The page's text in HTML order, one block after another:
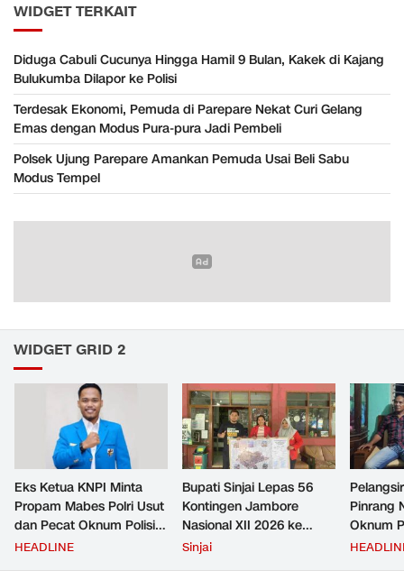
WIDGET TERKAIT
Diduga Cabuli Cucunya Hingga Hamil 9 Bulan, Kakek di Kajang
Bulukumba Dilapor ke Polisi
Terdesak Ekonomi, Pemuda di Parepare Nekat Curi Gelang
Emas dengan Modus Pura-pura Jadi Pembeli
Polsek Ujung Parepare Amankan Pemuda Usai Beli Sabu
Modus Tempel
WIDGET GRID 2
Eks Ketua KNPI Minta
Propam Mabes Polri Usut
dan Pecat Oknum Polisi
Beking Pelangsir Solar di
HEADLINE
Bupati Sinjai Lepas 56
Kontingen Jambore
Nasional XII 2026 ke
Cibubur
Sinjai
Pinrang
Oknum
Rp2,5